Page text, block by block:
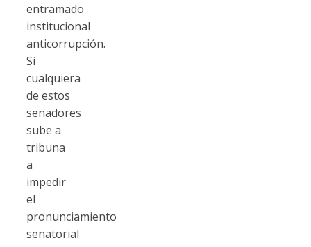
entramado
institucional
anticorrupción.
Si
cualquiera
de estos
senadores
sube a
tribuna
a
impedir
el
pronunciamiento
senatorial